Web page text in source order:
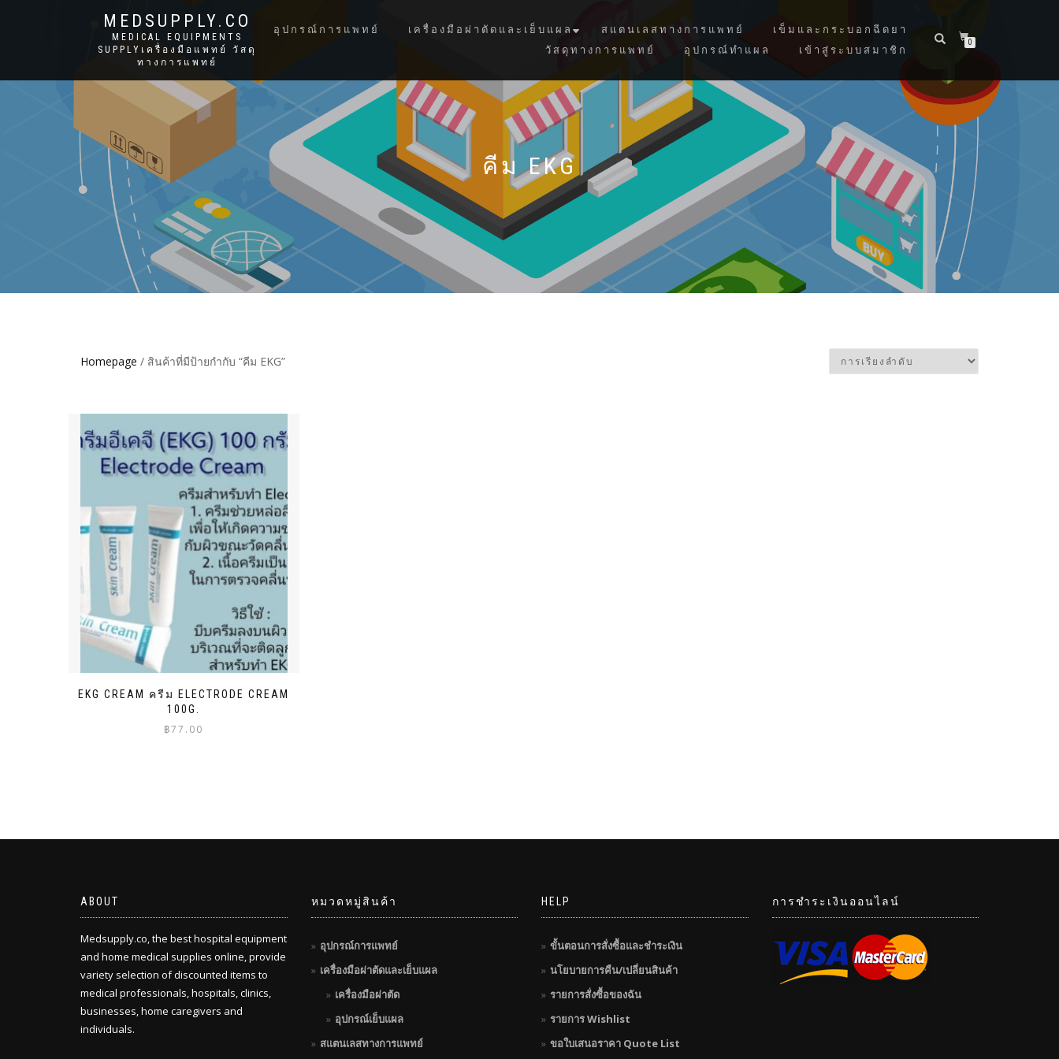
MEDSUPPLY.CO
MEDICAL EQUIPMENTS
SUPPLYเครื่องมือแพทย์ วัสดุ
ทางการแพทย์
อุปกรณ์การแพทย์ เครื่องมือผ่าตัดและเย็บแผล สแตนเลสทางการแพทย์
เข็มและกระบอกฉีดยา
วัสดุทางการแพทย์
อุปกรณ์ทำแผล เข้าสู่ระบบสมาชิก
0
คีม EKG
Homepage / สินค้าที่มีป้ายกำกับ “คีม EKG”
EKG CREAM ครีม ELECTRODE CREAM
100G.
฿77.00
ABOUT
Medsupply.co, the best hospital equipment
and home medical supplies online, provide
variety selection of discounted items to
medical professionals, hospitals, clinics,
businesses, home caregivers and
individuals.
หมวดหมู่สินค้า
อุปกรณ์การแพทย์
เครื่องมือผ่าตัดและเย็บแผล
เครื่องมือผ่าตัด
อุปกรณ์เย็บแผล
สแตนเลสทางการแพทย์
HELP
ขั้นตอนการสั่งซื้อและชำระเงิน
นโยบายการคืน/เปลี่ยนสินค้า
รายการสั่งซื้อของฉัน
รายการ Wishlist
ขอใบเสนอราคา Quote List
การชำระเงินออนไลน์